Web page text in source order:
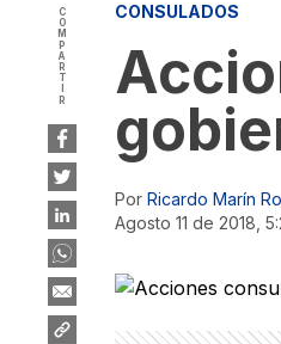
COMPARTIR CONSULADOS
Por Ricardo Marín
agosto 11 de 2018,